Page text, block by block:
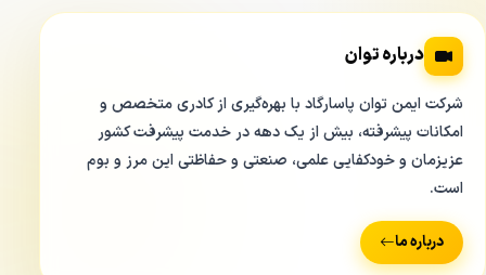
پورت های ورودی و خروجی دستگاه ضبط کننده ویدئویی XVR/DVR داهوا
دانستن محل دقیق این کانال در پشت
داهوا xvr5108hs-i3
شما را در هنگام چیدمان تصویر بر روی
درباره توان
شرکت ایمن توان پاسارگاد با بهره‌گیری از کادری متخصص و
امکانات پیشرفته، بیش از یک دهه در خدمت پیشرفت کشور
عزیزمان و خودکفایی علمی، صنعتی و حفاظتی این مرز و بوم
است.
درباره ما